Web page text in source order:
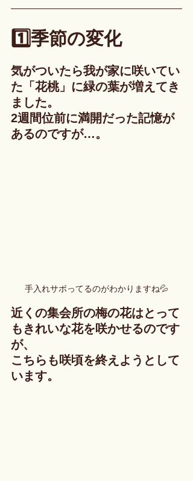
1️⃣季節の変化
気がついたら我が家に咲いてい
た「花桃」に緑の葉が増えてき
ました。
2週間位前に満開だった記憶が
あるのですが…。
手入れサボってるのがわかりますね💦
近くの集会所の梅の花はとって
もきれいな花を咲かせるのです
が、
こちらも咲頃を終えようとして
います。